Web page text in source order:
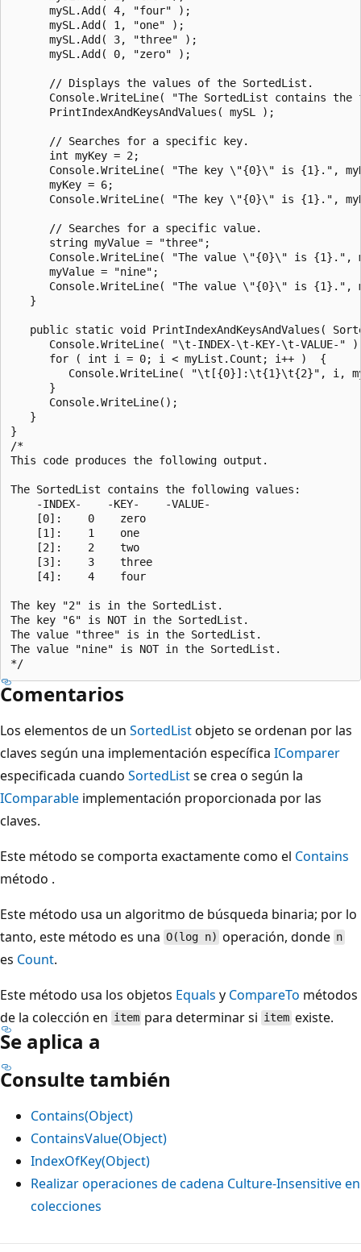
      mySL.Add( 4, "four" );
      mySL.Add( 1, "one" );
      mySL.Add( 3, "three" );
      mySL.Add( 0, "zero" );
      // Displays the values of the SortedList.
Console.WriteLine( "The SortedList contains the
      PrintIndexAndKeysAndValues( mySL );
      // Searches for a specific key.
      int myKey = 2;
Console.WriteLine( "The key \"{0}\" is {1}.",
      myKey = 6;
Console.WriteLine( "The key \"{0}\" is {1}.",
      // Searches for a specific value.
      string myValue = "three";
Console.WriteLine( "The value \"{0}\" is
      myValue = "nine";
Console.WriteLine( "The value \"{0}\" is
   }
public static void PrintIndexAndKeysAndValues(
Console.WriteLine( "\t-INDEX-\t-KEY-\t-VALUE-"
      for ( int i = 0; i < myList.Count; i++ )  {
Console.WriteLine( "\t[{0}]:\t{1}\t{2}", i,
      }
      Console.WriteLine();
   }
}
/*
This code produces the following output.
The SortedList contains the following values:
    -INDEX-    -KEY-    -VALUE-
    [0]:    0    zero
    [1]:    1    one
    [2]:    2    two
    [3]:    3    three
    [4]:    4    four
The key "2" is in the SortedList.
The key "6" is NOT in the SortedList.
The value "three" is in the SortedList.
The value "nine" is NOT in the SortedList.
Comentarios
Los elementos de un SortedListobjeto se ordenan por las
claves según una implementación específica IComparer
especificada cuando SortedListse crea o según la
IComparable implementación proporcionada por las
claves.
Este método se comporta exactamente como el Contains
método .
Este método usa un algoritmo de búsqueda binaria; por lo
tanto, este método es una O(log n) operación, donde n
es Count.
Este método usa los objetos Equals y CompareTo métodos
de la colección en item para determinar si itemexiste.
Se aplica a
Consulte también
Contains(Object)
ContainsValue(Object)
IndexOfKey(Object)
Realizar operaciones de cadena Culture-Insensitive en
colecciones
Modo